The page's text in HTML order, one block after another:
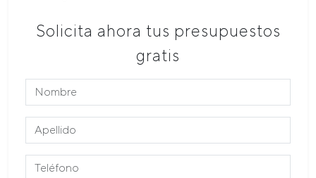
Solicita ahora tus presupuestos
gratis